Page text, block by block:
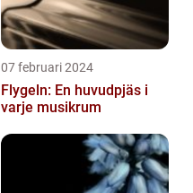
07 februari 2024
Flygeln: En huvudpjäs i
varje musikrum